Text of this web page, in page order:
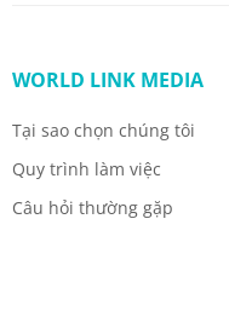
WORLD LINK MEDIA
Tại sao chọn chúng tôi
Quy trình làm việc
Câu hỏi thường gặp